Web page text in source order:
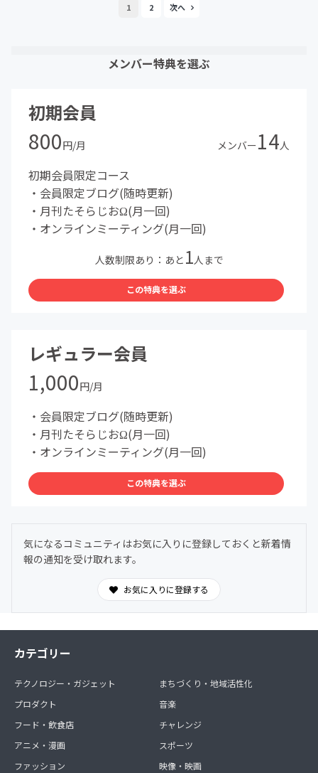
1 2
メンバー特典を選ぶ
初期会員
800円/月 メンバー14人
初期会員限定コース
・会員限定ブログ(随時更新)
・月刊たそらじおΩ(月一回)
・オンラインミーティング(月一回)
人数制限あり：あと 1人まで
この特典を選ぶ
レギュラー会員
1,000円/月
・会員限定ブログ(随時更新)
・月刊たそらじおΩ(月一回)
・オンラインミーティング(月一回)
この特典を選ぶ
気になるコミュニティはお気に入りに登録しておくと新着情
報の通知を受け取れます。
お気に入りに登録する
カテゴリー
テクノロジー・ガジェット
プロダクト
フード・飲食店
アニメ・漫画
ファッション
まちづくり・地域活性化
音楽
チャレンジ
スポーツ
映像・映画